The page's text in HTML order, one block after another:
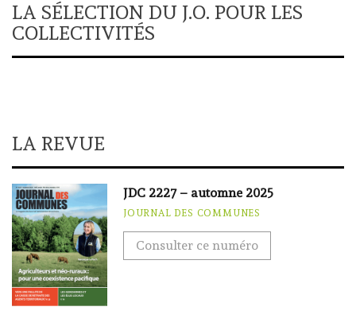
LA SÉLECTION DU J.O. POUR LES
COLLECTIVITÉS
LA REVUE
JDC 2227 – automne 2025
JOURNAL DES COMMUNES
Consulter ce numéro